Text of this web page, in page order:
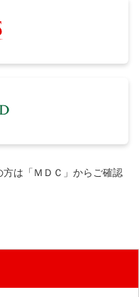
方は「ＭＤＣ」からご確認